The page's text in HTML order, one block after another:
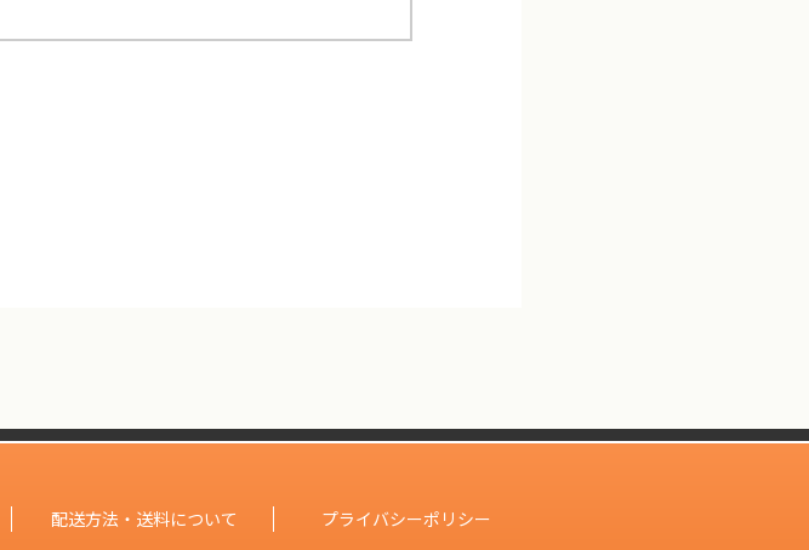
配送方法・送料について プライバシーポリシー